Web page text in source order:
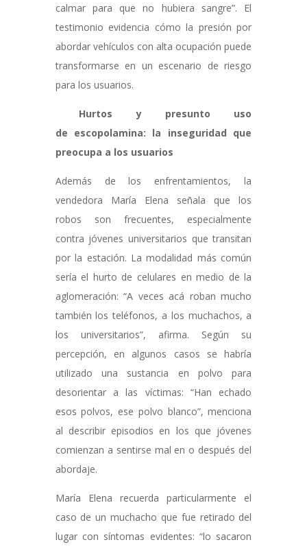
calmar para que no hubiera sangre”. El
testimonio evidencia cómo la presión por
abordar vehículos con alta ocupación puede
transformarse en un escenario de riesgo
para los usuarios.
Hurtos y presunto uso
de escopolamina: la inseguridad que
preocupa a los usuarios
Además de los enfrentamientos, la
vendedora María Elena señala que los
robos son frecuentes, especialmente
contra jóvenes universitarios que transitan
por la estación. La modalidad más común
sería el hurto de celulares en medio de la
aglomeración: “A veces acá roban mucho
también los teléfonos, a los muchachos, a
los universitarios”, afirma. Según su
percepción, en algunos casos se habría
utilizado una sustancia en polvo para
desorientar a las víctimas: “Han echado
esos polvos, ese polvo blanco”, menciona
al describir episodios en los que jóvenes
comienzan a sentirse mal en o después del
abordaje.
María Elena recuerda particularmente el
caso de un muchacho que fue retirado del
lugar con síntomas evidentes: “lo sacaron